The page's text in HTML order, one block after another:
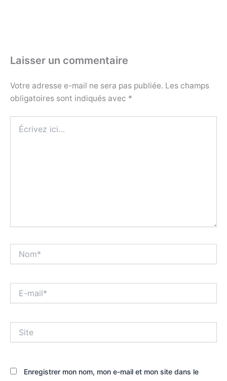
Laisser un commentaire
Votre adresse e-mail ne sera pas publiée. Les champs
obligatoires sont indiqués avec *
ici…
mail*
Enregistrer mon nom, mon e-mail et mon site dans le